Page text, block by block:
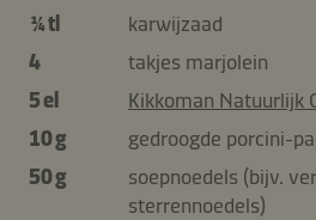
¼ tl
karwijzaad
4
takjes marjolein
5 el
Kikkoman Natuurlijk
10 g
gedroogde porcini-
50 g
soepnoedels (bijv.
sterrennoedels)